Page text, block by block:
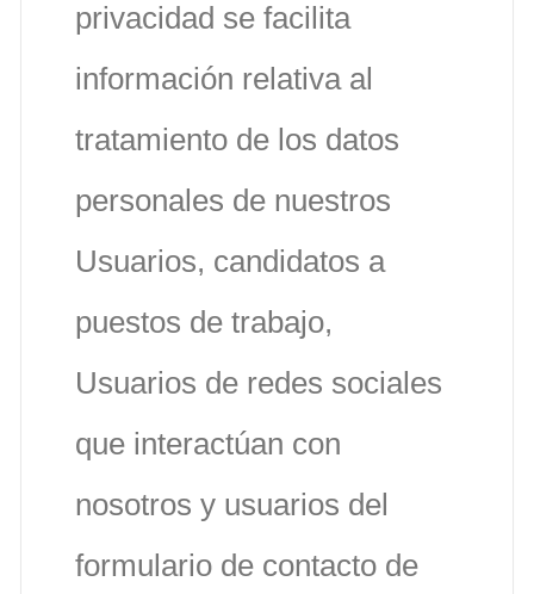
privacidad se facilita
información relativa al
tratamiento de los datos
personales de nuestros
Usuarios, candidatos a
puestos de trabajo,
Usuarios de redes sociales
que interactúan con
nosotros y usuarios del
formulario de contacto de